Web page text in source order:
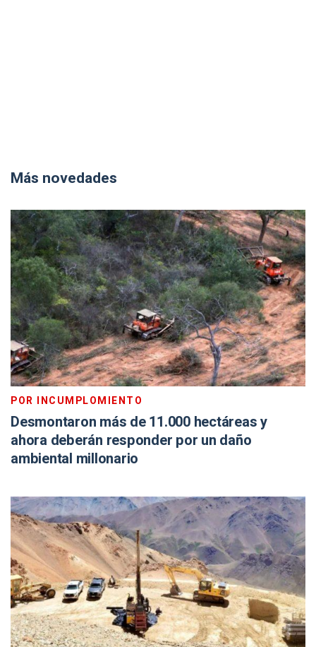
Más novedades
POR INCUMPLOMIENTO
Desmontaron más de 11.000 hectáreas y
ahora deberán responder por un daño
ambiental millonario